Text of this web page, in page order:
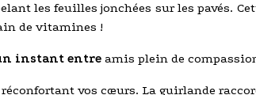
les feuilles jonchées sur les pavés.
de vitamines !
instant entre amis plein de
vos cœurs. La guirlande